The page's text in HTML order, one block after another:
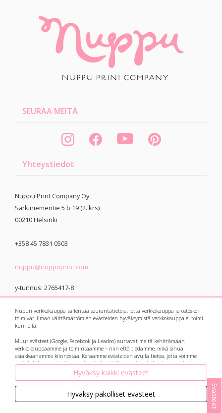
SEURAA MEITÄ
Yhteystiedot
Nuppu Print Company Oy
Särkiniementie 5 b 19 (2. krs)
00210Helsinki
+358 45 7831 0503
nuppu@nuppuprint.com
y-tunnus: 2765417-8
© 2021 Nuppu Print
Company
Tietosuojaseloste
Nupun verkkokauppa tallentaa seurantatietoja, jotta verkkokauppa ja ostoskori
toimivat. Ilman välttämättömien evästeiden hyväksymistä verkkokauppa ei toimi
kunnolla.
Muut evästeet (Google, Facebook ja Leadoo) auttavat meitä kehittämään
verkkokauppaamme ja toimintaamme – niin että tiedämme, mikä sinua
asiakkaanamme kiinnostaa. Keräämme evästeiden avulla tietoa, jotta voimme
myös kohdentaa sinulle markkinointia niistä tuotteista, jotka sinua voisivat
kiinnostaa. Botit eli avautuvat keskusteluikkunat ja suosittelukoneet keräävät
myös tietoa kysymyksistäsi ja vastauksistasi, ja ne auttavat meitä vastaamaan ja
palvelemaan jatkossa vielä paremmin!
Hyväksy kaikki evästeet
Hyväksy pakolliset evästeet Evästeet